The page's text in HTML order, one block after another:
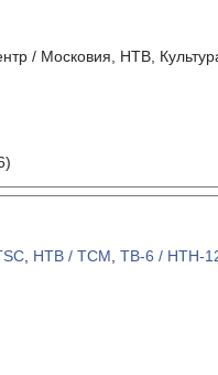
/ Московия, НТВ,
НТВ / ТСМ ТВ-6 / НТН-